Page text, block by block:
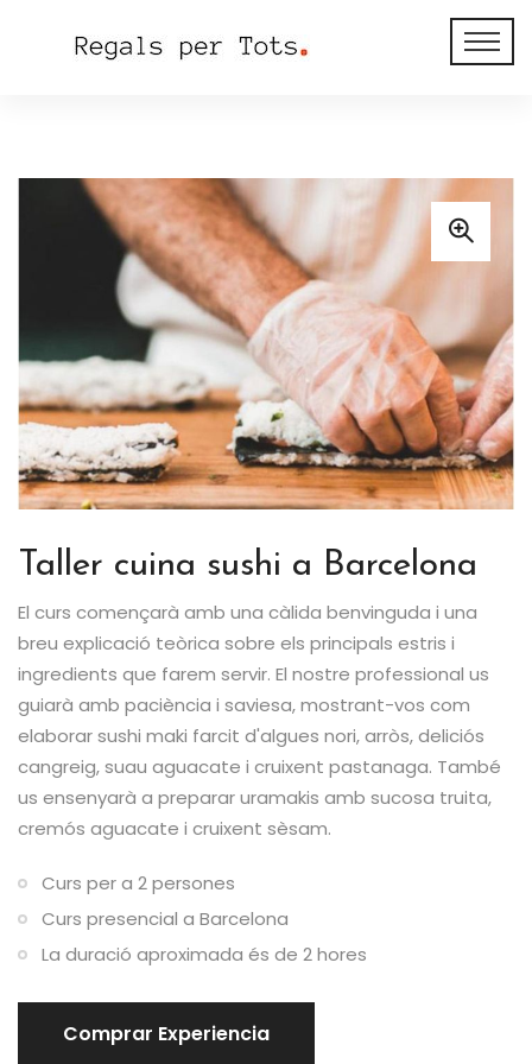
Taller cuina sushi a Barcelona
El curs començarà amb una càlida benvinguda i una
breu explicació teòrica sobre els principals estris i
ingredients que farem servir. El nostre professional us
guiarà amb paciència i saviesa, mostrant-vos com
elaborar sushi maki farcit d'algues nori, arròs, deliciós
cangreig, suau aguacate i cruixent pastanaga. També
us ensenyarà a preparar uramakis amb sucosa truita,
cremós aguacate i cruixent sèsam.
Curs per a 2 persones
Curs presencial a Barcelona
La duració aproximada és de 2 hores
Comprar Experiencia